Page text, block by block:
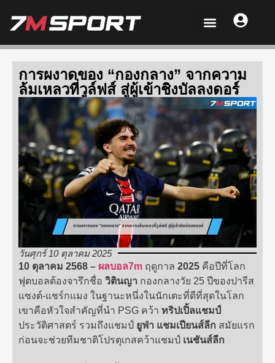
การผงาดของ “กองกลาง” จากความ
ล้มเหลวที่วูล์ฟส์ สู่ผู้เข้าชิงบัลลงดอร์
วันศุกร์ 10 ตุลาคม 2025
10 ตุลาคม 2568 – ผลบอล7m ฤดูกาล 2025 คือปีที่โลก
ฟุตบอลต้องจารึกชื่อ วิตินญา กองกลางวัย 25 ปีของปารีส
แซงต์-แชร์กแมง ในฐานะหนึ่งในนักเตะที่ดีที่สุดในโลก
เขาคือหัวใจสำคัญที่นำ PSG คว้า ทริปเปิ้ลแชมป์
ประวัติศาสตร์ รวมถึงแชมป์ ยูฟ่า แชมเปียนส์ลีก สมัยแรก
ก่อนจะช่วยทีมชาติโปรตุเกสคว้าแชมป์ เนชันส์ลีก